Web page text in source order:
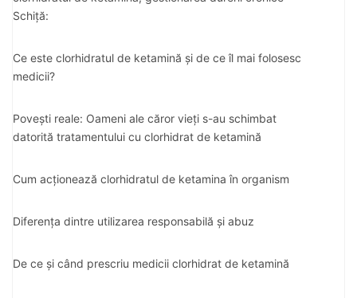
Schiță:
Ce este clorhidratul de ketamină și de ce îl mai folosesc
medicii?
Povești reale: Oameni ale căror vieți s-au schimbat
datorită tratamentului cu clorhidrat de ketamină
Cum acționează clorhidratul de ketamina în organism
Diferența dintre utilizarea responsabilă și abuz
De ce și când prescriu medicii clorhidrat de ketamină